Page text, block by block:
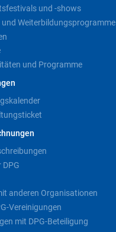
und -shows
und Weiterbildungsprogramme
und Programme
DPG
anderen Organisationen
Vereinigungen
mit DPG-Beteiligung